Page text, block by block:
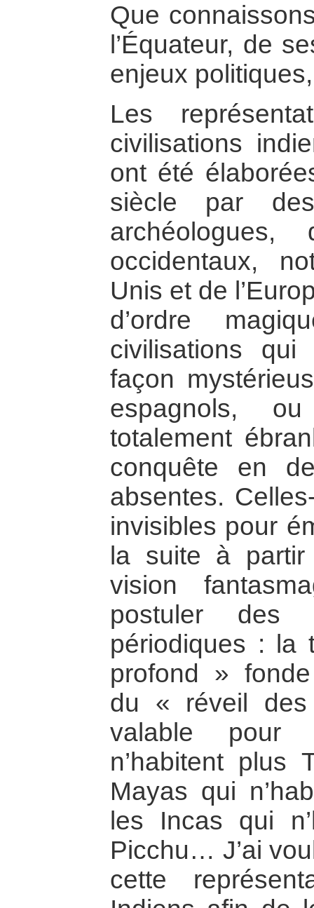
Que
l’Équateur, de
enjeux
Les
civilisations
ont été
siècle par
archéologues,
occidentaux,
Unis et de
d’ordre
civilisations
façon
espagnols,
totalement
conquête en
absentes.
invisibles pour
la suite à
vision
postuler des
périodiques : la
profond »
du « réveil
valable pour
n’habitent plus
Mayas qui
les Incas qui
Picchu… J’ai
cette